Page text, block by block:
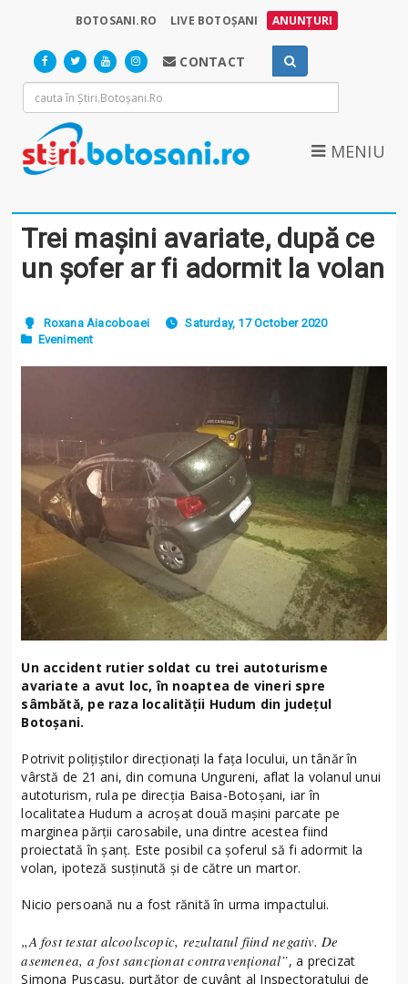
BOTOSANI.RO LIVE BOTOȘANI ANUNȚURI
CONTACT
MENIU
Trei mașini avariate, după ce
un șofer ar fi adormit la volan
Roxana Aiacoboaei
Saturday, 17 October 2020
Eveniment
Un accident rutier soldat cu trei autoturisme
avariate a avut loc, în noaptea de vineri spre
sâmbătă, pe raza localității Hudum din județul
Botoșani.
Potrivit polițiștilor direcționați la fața locului, un tânăr în
vârstă de 21 ani, din comuna Ungureni, aflat la volanul unui
autoturism, rula pe direcția Baisa-Botoșani, iar în
localitatea Hudum a acroșat două mașini parcate pe
marginea părții carosabile, una dintre acestea fiind
proiectată în șanț. Este posibil ca șoferul să fi adormit la
volan, ipoteză susținută și de către un martor.
Nicio persoană nu a fost rănită în urma impactului.
„A fost testat alcoolscopic, rezultatul fiind negativ. De
asemenea, a fost sancționat contravențional”, a precizat
Simona Pușcașu, purtător de cuvânt al Inspectoratului de